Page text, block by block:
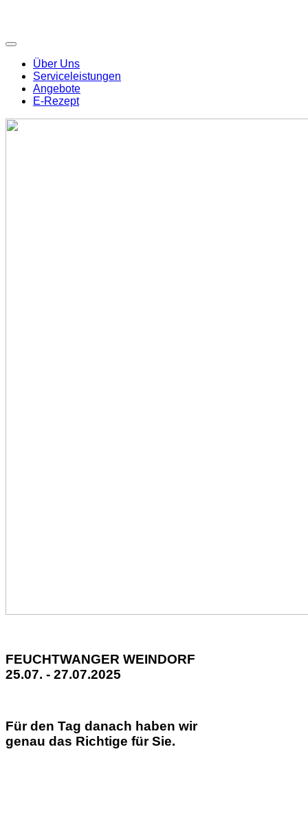
Über Uns
Serviceleistungen
Angebote
E-Rezept
FEUCHTWANGER WEINDORF
25.07. - 27.07.2025
Für den Tag danach haben wir
genau das Richtige für Sie.